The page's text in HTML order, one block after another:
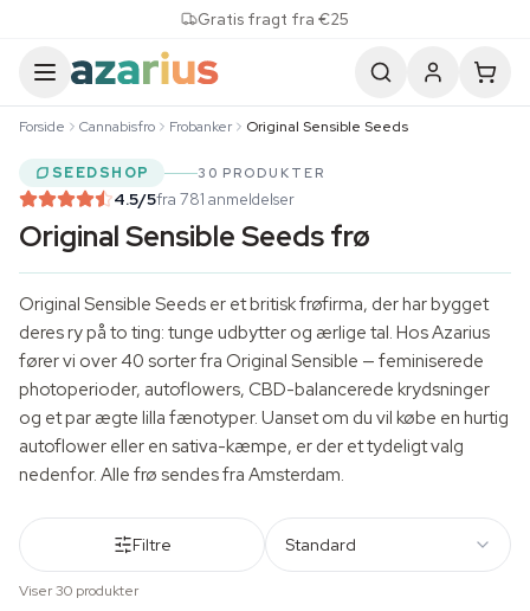
Gratis fragt fra €25
Forside Cannabisfro Frobanker Original Sensible Seeds
SEEDSHOP 30 PRODUKTER
4.5/5fra 781 anmeldelser
Original Sensible Seeds frø
Original Sensible Seeds er et britisk frøfirma, der har bygget
deres ry på to ting: tunge udbytter og ærlige tal. Hos Azarius
fører vi over 40 sorter fra Original Sensible — feminiserede
photoperioder, autoflowers, CBD-balancerede krydsninger
og et par ægte lilla fænotyper. Uanset om du vil købe en hurtig
autoflower eller en sativa-kæmpe, er der et tydeligt valg
nedenfor. Alle frø sendes fra Amsterdam.
Filtre Standard
Viser 30 produkter